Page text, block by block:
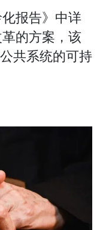
报告》中详
的方案，该
共系统的可持